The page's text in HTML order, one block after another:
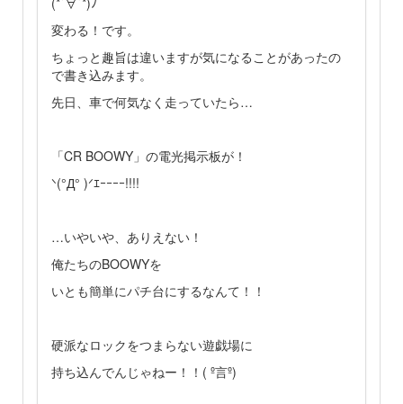
変わる！です。
ちょっと趣旨は違いますが気になることがあったの
で書き込みます。
先日、車で何気なく走っていたら…
「CR BOOWY」の電光掲示板が！
ᐠ(°Д° )ᐟｴｰｰｰｰ!!!!
…いやいや、ありえない！
俺たちのBOOWYを
いとも簡単にパチ台にするなんて！！
硬派なロックをつまらない遊戯場に
持ち込んでんじゃねー！！( º言º)